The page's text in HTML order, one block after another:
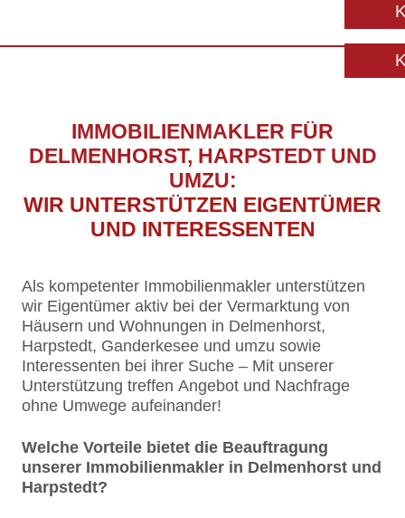
IMMOBILIENMAKLER FÜR
DELMENHORST, HARPSTEDT UND
UMZU:
WIR UNTERSTÜTZEN EIGENTÜMER
UND INTERESSENTEN
Als kompetenter Immobilienmakler unterstützen
wir Eigentümer aktiv bei der Vermarktung von
Häusern und Wohnungen in Delmenhorst,
Harpstedt, Ganderkesee und umzu sowie
Interessenten bei ihrer Suche – Mit unserer
Unterstützung treffen Angebot und Nachfrage
ohne Umwege aufeinander!
Welche Vorteile bietet die Beauftragung
unserer Immobilienmakler in Delmenhorst und
Harpstedt?